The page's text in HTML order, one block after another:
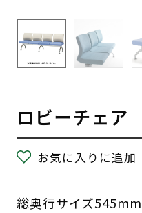
ロビーチェア
お気に入りに追加
総奥行サイズ